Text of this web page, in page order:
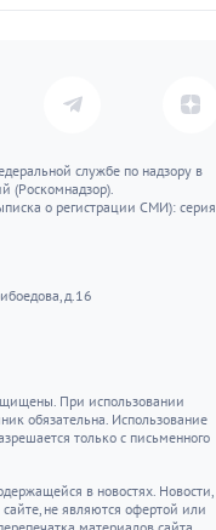
службе по надзору в
(Роскомнадзор).
о регистрации СМИ): серия
д.16
При использовании
обязательна. Использование
только с письменного
в новостях. Новости,
не являются офертой или